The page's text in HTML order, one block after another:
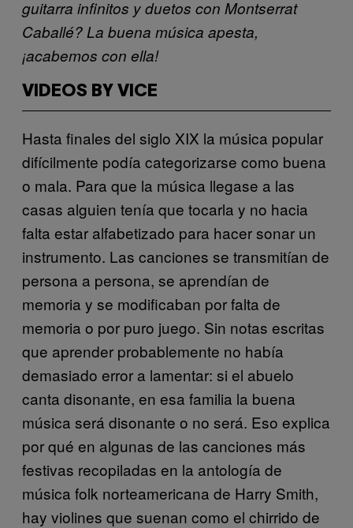
guitarra infinitos y duetos con Montserrat
Caballé? La buena música apesta,
¡acabemos con ella!
VIDEOS BY VICE
Hasta finales del siglo XIX la música popular
difícilmente podía categorizarse como buena
o mala. Para que la música llegase a las
casas alguien tenía que tocarla y no hacia
falta estar alfabetizado para hacer sonar un
instrumento. Las canciones se transmitían de
persona a persona, se aprendían de
memoria y se modificaban por falta de
memoria o por puro juego. Sin notas escritas
que aprender probablemente no había
demasiado error a lamentar: si el abuelo
canta disonante, en esa familia la buena
música será disonante o no será. Eso explica
por qué en algunas de las canciones más
festivas recopiladas en la antología de
música folk norteamericana de Harry Smith,
hay violines que suenan como el chirrido de